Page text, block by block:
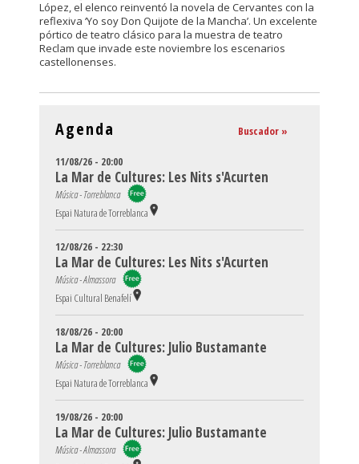
López, el elenco reinventó la novela de Cervantes con la
reflexiva ‘Yo soy Don Quijote de la Mancha’. Un excelente
pórtico de teatro clásico para la muestra de teatro
Reclam que invade este noviembre los escenarios
castellonenses.
Agenda Buscador »
11/08/26 - 20:00
La Mar de Cultures: Les Nits s'Acurten
Música - Torreblanca
Espai Natura de Torreblanca
12/08/26 - 22:30
La Mar de Cultures: Les Nits s'Acurten
Música - Almassora
Espai Cultural Benafelí
18/08/26 - 20:00
La Mar de Cultures: Julio Bustamante
Música - Torreblanca
Espai Natura de Torreblanca
19/08/26 - 20:00
La Mar de Cultures: Julio Bustamante
Música - Almassora